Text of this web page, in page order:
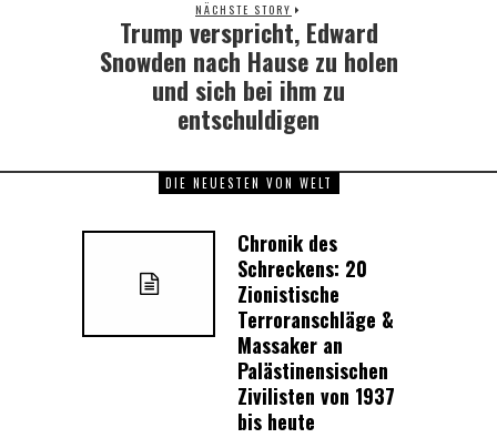
NÄCHSTE STORY
Next
post:
Trump verspricht, Edward
Snowden nach Hause zu holen
und sich bei ihm zu
entschuldigen
DIE NEUESTEN VON WELT
Chronik des
Schreckens: 20
Zionistische
Terroranschläge &
Massaker an
Palästinensischen
Zivilisten von 1937
bis heute